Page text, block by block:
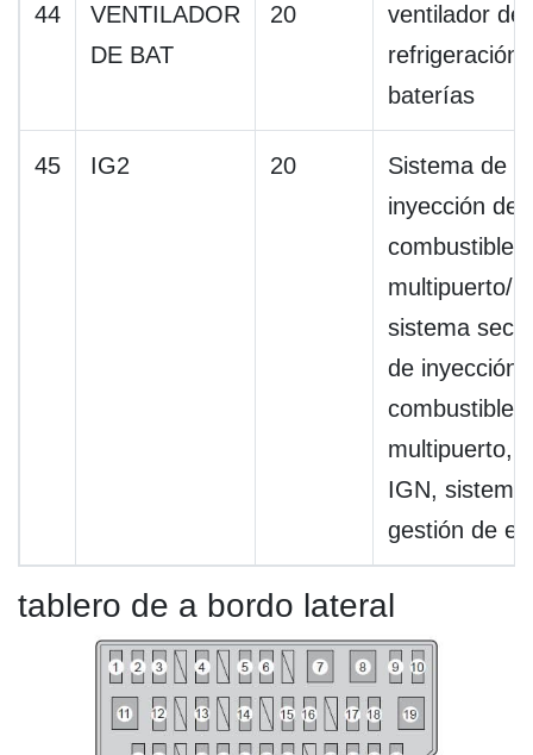
44
VENTILADOR
DE BAT
20
ventilador de
refrigeración
baterías
45 IG2 20
Sistema de
inyección de
combustible
multipuerto/
sistema
de inyección
combustible
multipuerto,
IGN, sistema
gestión de
tablero de a bordo lateral